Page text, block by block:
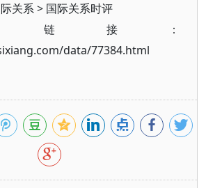
关系> 国际关系时评
链接：
data/77384.html